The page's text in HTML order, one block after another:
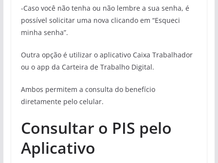
-Caso você não tenha ou não lembre a sua senha, é
possível solicitar uma nova clicando em “Esqueci
minha senha”.
Outra opção é utilizar o aplicativo Caixa Trabalhador
ou o app da Carteira de Trabalho Digital.
Ambos permitem a consulta do benefício
diretamente pelo celular.
Consultar o PIS pelo
Aplicativo